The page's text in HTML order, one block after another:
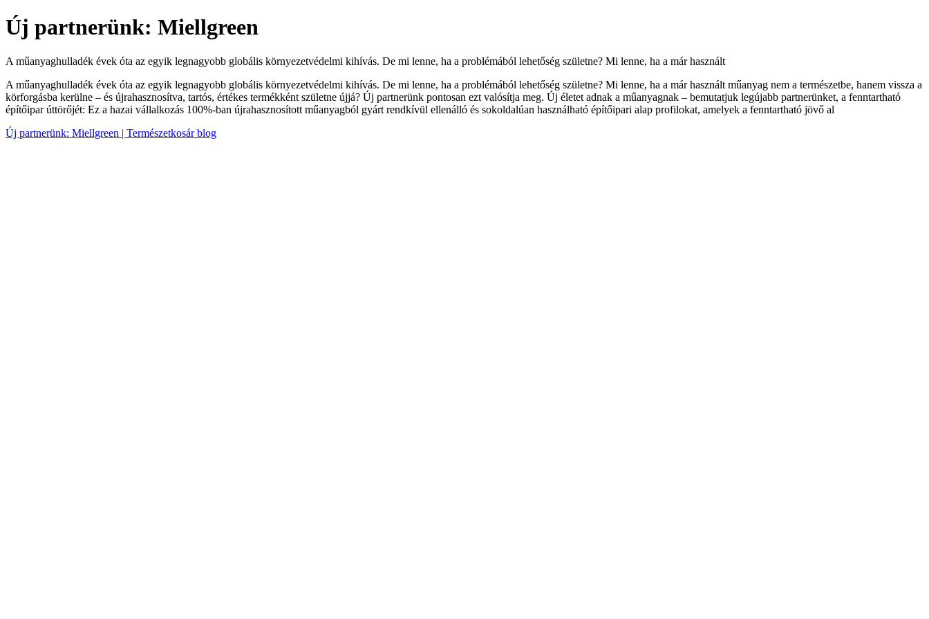
Új partnerünk: Miellgreen
A műanyaghulladék évek óta az egyik legnagyobb globális környezetvédelmi kihívás. De mi lenne, ha a problémából lehetőség születne? Mi lenne, ha a már használt
A műanyaghulladék évek óta az egyik legnagyobb globális környezetvédelmi kihívás. De mi lenne, ha a problémából lehetőség születne? Mi lenne, ha a már használt műanyag nem a természetbe, hanem vissza a
körforgásba kerülne – és újrahasznosítva, tartós, értékes termékként születne újjá? Új partnerünk pontosan ezt valósítja meg. Új életet adnak a műanyagnak – bemutatjuk legújabb partnerünket, a fenntartható
építőipar úttörőjét: Ez a hazai vállalkozás 100%-ban újrahasznosított műanyagból gyárt rendkívül ellenálló és sokoldalúan használható építőipari alap profilokat, amelyek a fenntartható jövő al
Új partnerünk: Miellgreen | Természetkosár blog